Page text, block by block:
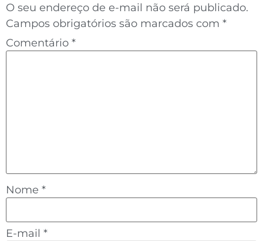
O seu endereço de e-mail não será publicado.
Campos obrigatórios são marcados com *
Comentário *
Nome *
E-mail *